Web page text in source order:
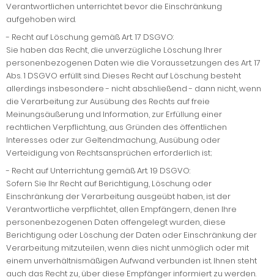
Verantwortlichen unterrichtet bevor die Einschränkung
aufgehoben wird.
- Recht auf Löschung gemäß Art. 17 DSGVO:
Sie haben das Recht, die unverzügliche Löschung Ihrer
personenbezogenen Daten wie die Voraussetzungen des Art. 17
Abs. 1 DSGVO erfüllt sind. Dieses Recht auf Löschung besteht
allerdings insbesondere - nicht abschließend - dann nicht, wenn
die Verarbeitung zur Ausübung des Rechts auf freie
Meinungsäußerung und Information, zur Erfüllung einer
rechtlichen Verpflichtung, aus Gründen des öffentlichen
Interesses oder zur Geltendmachung, Ausübung oder
Verteidigung von Rechtsansprüchen erforderlich ist;
- Recht auf Unterrichtung gemäß Art. 19 DSGVO:
Sofern Sie Ihr Recht auf Berichtigung, Löschung oder
Einschränkung der Verarbeitung ausgeübt haben, ist der
Verantwortliche verpflichtet, allen Empfängern, denen Ihre
personenbezogenen Daten offengelegt wurden, diese
Berichtigung oder Löschung der Daten oder Einschränkung der
Verarbeitung mitzuteilen, wenn dies nicht unmöglich oder mit
einem unverhältnismäßigen Aufwand verbunden ist. Ihnen steht
auch das Recht zu, über diese Empfänger informiert zu werden.